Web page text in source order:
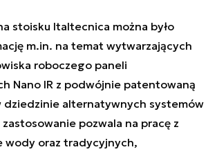
stoisku Italtecnica można było
m.in. na temat wytwarzających
roboczego paneli
Nano IR z podwójnie patentowaną
dziedzinie alternatywnych systemów
pozwala na pracę z
wody oraz tradycyjnych,